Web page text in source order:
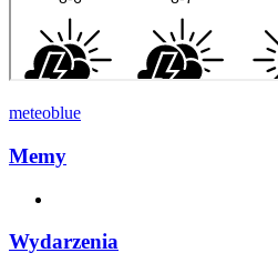
meteoblue
Memy
Wydarzenia